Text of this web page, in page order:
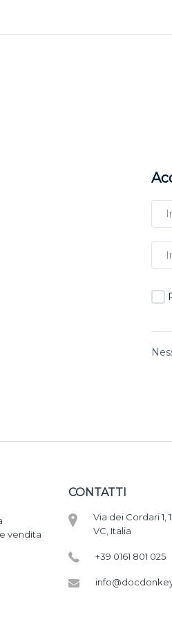
vendita
CONTATTI
Via dei Cordari 1,
VC, Italia
+39 0161 801 025